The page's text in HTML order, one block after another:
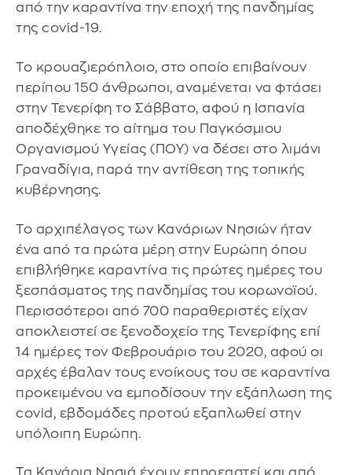
από την καραντίνα την εποχή της πανδημίας
της covid-19.
Το κρουαζιερόπλοιο, στο οποίο επιβαίνουν
περίπου 150 άνθρωποι, αναμένεται να φτάσει
στην Τενερίφη το Σάββατο, αφού η Ισπανία
αποδέχθηκε το αίτημα του Παγκόσμιου
Οργανισμού Υγείας (ΠΟΥ) να δέσει στο λιμάνι
Γραναδίγια, παρά την αντίθεση της τοπικής
κυβέρνησης.
Το αρχιπέλαγος των Κανάριων Νησιών ήταν
ένα από τα πρώτα μέρη στην Ευρώπη όπου
επιβλήθηκε καραντίνα τις πρώτες ημέρες του
ξεσπάσματος της πανδημίας του κορωνοϊού.
Περισσότεροι από 700 παραθεριστές είχαν
αποκλειστεί σε ξενοδοχείο της Τενερίφης επί
14 ημέρες τον Φεβρουάριο του 2020, αφού οι
αρχές έβαλαν τους ενοίκους του σε καραντίνα
προκειμένου να εμποδίσουν την εξάπλωση της
covid, εβδομάδες προτού εξαπλωθεί στην
υπόλοιπη Ευρώπη.